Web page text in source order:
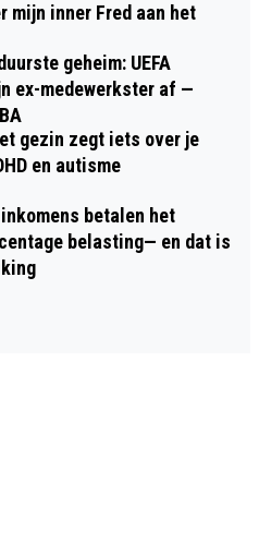
mijn inner Fred aan het
geheim: UEFA
ex-medewerkster af —
gezin zegt iets over je
en autisme
betalen het
belasting— en dat is